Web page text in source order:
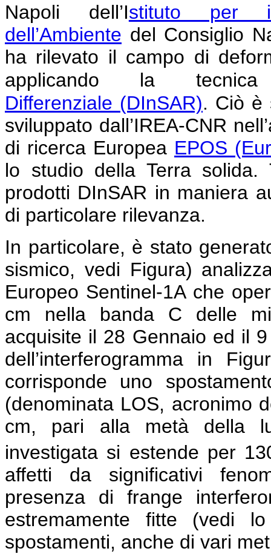
Napoli dell’Istituto per il
dell’Ambiente del Consiglio
ha rilevato il campo di
applicando la
Differenziale (DInSAR). Ciò è
sviluppato dall’IREA-CNR
di ricerca Europea EPOS
lo studio della Terra solida.
prodotti DInSAR in maniera
di particolare rilevanza.
In particolare, è stato
sismico, vedi Figura)
Europeo Sentinel-1A che
cm nella banda C delle
acquisite il 28 Gennaio ed il
dell’interferogramma in
corrisponde uno
(denominata LOS, acronimo
cm, pari alla metà della
investigata si estende per
affetti da significativi
presenza di frange
estremamente fitte (vedi
spostamenti, anche di vari